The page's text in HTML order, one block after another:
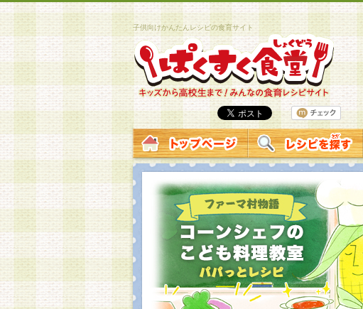
子供向けかんたんレシピの食育サイト